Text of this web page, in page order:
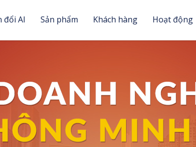
đổi AI Sản phẩm Khách hàng Hoạt động